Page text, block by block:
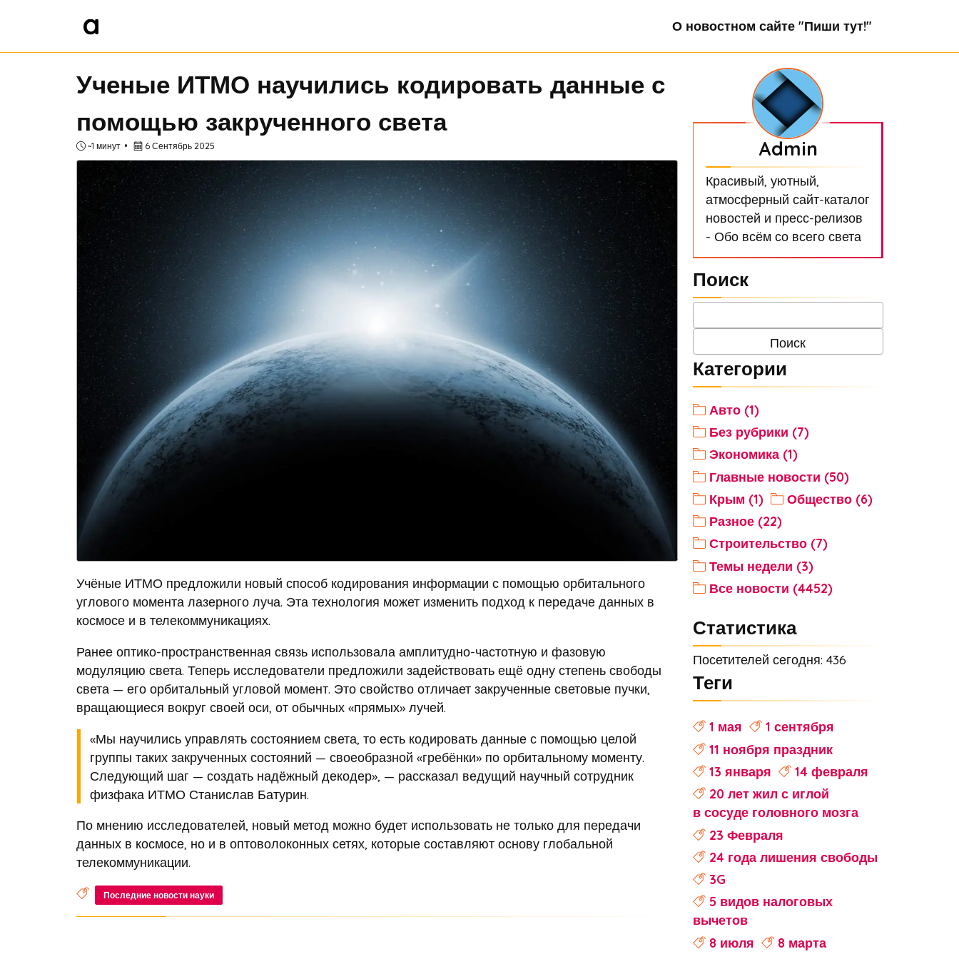
О новостном сайте "Пиши тут!"
Ученые ИТМО научились кодировать данные с
помощью закрученного света
~1 минут 6 Сентябрь 2025
Учёные ИТМО предложили новый способ кодирования информации с помощью орбитального
углового момента лазерного луча. Эта технология может изменить подход к передаче данных в
космосе и в телекоммуникациях.
Ранее оптико-пространственная связь использовала амплитудно-частотную и фазовую
модуляцию света. Теперь исследователи предложили задействовать ещё одну степень свободы
света — его орбитальный угловой момент. Это свойство отличает закрученные световые пучки,
вращающиеся вокруг своей оси, от обычных «прямых» лучей.
«Мы научились управлять состоянием света, то есть кодировать данные с помощью целой
группы таких закрученных состояний — своеобразной «гребёнки» по орбитальному моменту.
Следующий шаг — создать надёжный декодер», — рассказал ведущий научный сотрудник
физфака ИТМО Станислав Батурин.
По мнению исследователей, новый метод можно будет использовать не только для передачи
данных в космосе, но и в оптоволоконных сетях, которые составляют основу глобальной
телекоммуникации.
Последние новости науки
Admin
Красивый, уютный,
атмосферный сайт-каталог
новостей и пресс-релизов
- Обо всём со всего света
Поиск
Категории
Авто (1)
Без рубрики (7)
Экономика (1)
Главные новости (50)
Крым (1)
Общество (6)
Разное (22)
Строительство (7)
Темы недели (3)
Все новости (4452)
Статистика
Посетителей сегодня: 436
Теги
1 мая
1 сентября
11 ноября праздник
13 января
14 февраля
20 лет жил с иглой
в сосуде головного мозга
23 Февраля
24 года лишения свободы
3G
5 видов налоговых
вычетов
8 июля
8 марта